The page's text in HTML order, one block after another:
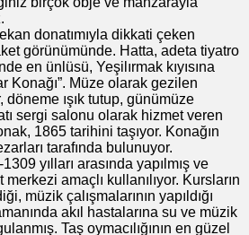
donatımıyla dikkati çeken
görünümünde. Hatta, adeta tiyatro
en ünlüsü, Yeşilırmak kıyısına
Konağı”. Müze olarak gezilen
döneme ışık tutup, günümüze
sergi salonu olarak hizmet veren
1865 tarihini taşıyor. Konağın
tarafında bulunuyor.
yılları arasında yapılmış ve
amaçlı kullanılıyor. Kursların
müzik çalışmalarının yapıldığı
akıl hastalarına su ve müzik
Taş oymacılığının en güzel